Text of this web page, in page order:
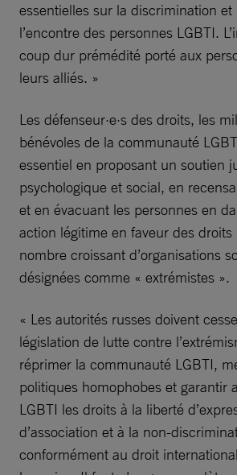
essentielles sur la discrimination et
l’encontre des personnes LGBTI.
coup dur prémédité porté aux
leurs alliés. »
Les défenseur·e·s des droits, les
bénévoles de la communauté
essentiel en proposant un soutien
psychologique et social, en
et en évacuant les personnes en
action légitime en faveur des
nombre croissant d’organisations
désignées comme « extrémistes ».
« Les autorités russes doivent
législation de lutte contre
réprimer la communauté LGBTI,
politiques homophobes et garantir
LGBTI les droits à la liberté
d’association et à la non-
conformément au droit